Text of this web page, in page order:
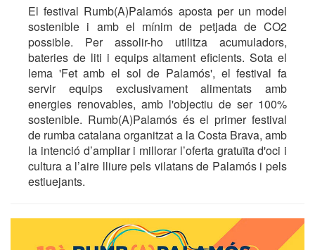
El festival Rumb(A)Palamós aposta per un model
sostenible i amb el mínim de petjada de CO2
possible. Per assolir-ho utilitza acumuladors,
bateries de liti i equips altament eficients. Sota el
lema 'Fet amb el sol de Palamós', el festival fa
servir equips exclusivament alimentats amb
energies renovables, amb l'objectiu de ser 100%
sostenible. Rumb(A)Palamós és el primer festival
de rumba catalana organitzat a la Costa Brava, amb
la intenció d’ampliar i millorar l’oferta gratuïta d'oci i
cultura a l’aire lliure pels vilatans de Palamós i pels
estiuejants.